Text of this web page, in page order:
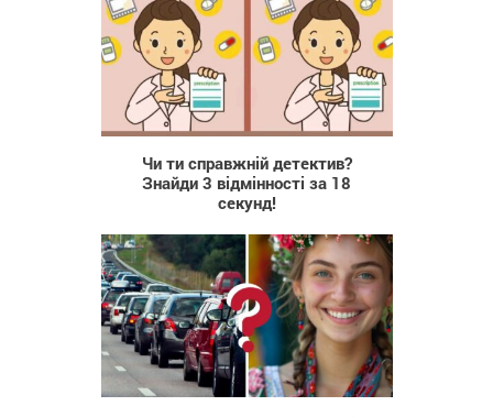
461
Чи ти справжній детектив?
Знайди 3 відмінності за 18
секунд!
1 773